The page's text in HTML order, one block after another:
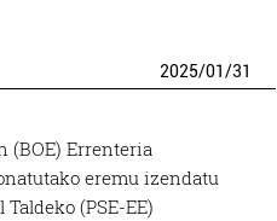
2025/01/31
(BOE) Errenteria
eremu izendatu
(PSE-EE)